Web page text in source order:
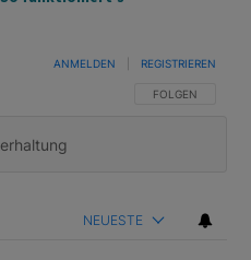
FOLGE DIESER
FOLGEN
ANMELDEN REGISTRIEREN
NEUESTE